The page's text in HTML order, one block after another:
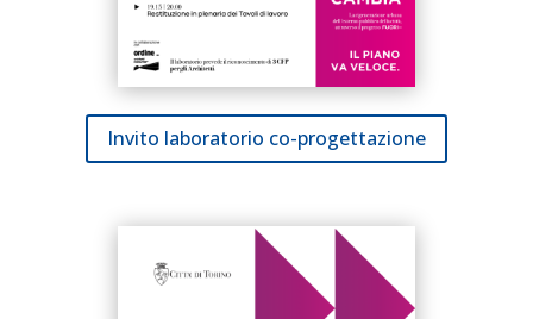
Invito laboratorio co-progettazione